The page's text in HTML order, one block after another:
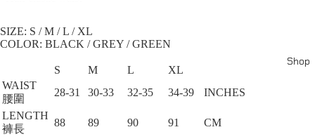
Shop
SIZE: S / M / L / XL⁠
COLOR: BLACK / GREY / GREEN
S M L
XL
WAIST
腰圍
28-31 30-33 32-35 34-39
INCHES
LENGTH
褲長
88 89 90 91
CM